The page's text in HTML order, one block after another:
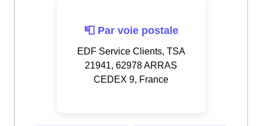
📮 Par voie postale
EDF Service Clients, TSA
21941, 62978 ARRAS
CEDEX 9, France